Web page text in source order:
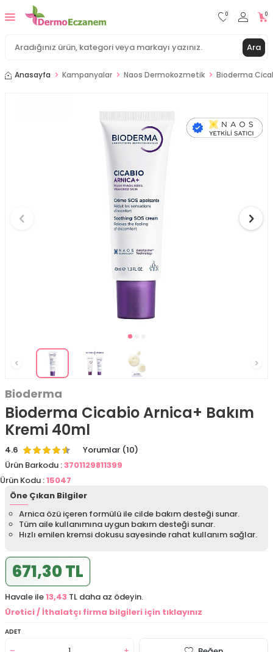
Ara
0 0
Anasayfa Kampanyalar Naos Dermokozmetik Bioderma
Bioderma
Bioderma Cicabio Arnica+ Bakım
Kremi 40ml
4.6
Yorumlar (10)
Ürün Barkodu :3701129811399
Ürün Kodu :15047
Öne Çıkan Bilgiler
Arnica özü içeren formülü ile cilde bakım desteği sunar.
Tüm aile kullanımına uygun bakım desteği sunar.
Hızlı emilen kremsi dokusu sayesinde rahat kullanım sağlar.
671,30 TL
Havale ile13,43 TL daha az ödeyin.
Üretici / İthalatçı firma bilgileri için tıklayınız
ADET